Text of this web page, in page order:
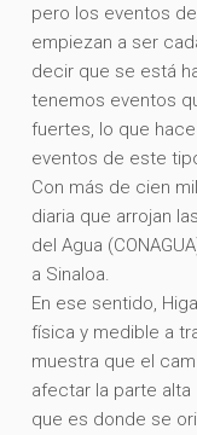
pero los eventos
empiezan a ser
decir que se está
tenemos eventos
fuertes, lo que
eventos de este
Con más de cien
diaria que arrojan
del Agua
a Sinaloa.
En ese sentido,
física y medible a
muestra que el
afectar la parte
que es donde se